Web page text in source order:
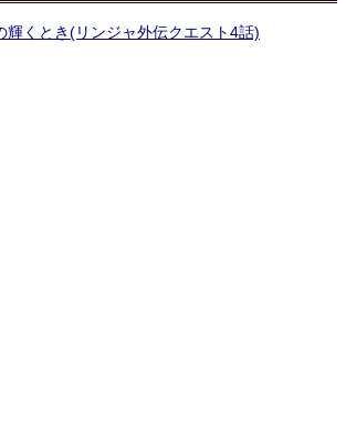
輝くとき(リンジャ外伝クエスト4話)